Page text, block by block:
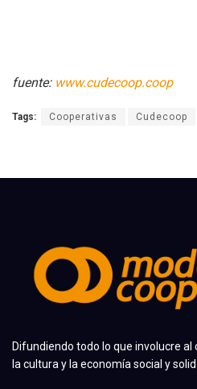
fuente: www.cudecoop.coop
Tags: Cooperativas Cudecoop
Difundiendo todo lo que involucre
la cultura y la economía social y